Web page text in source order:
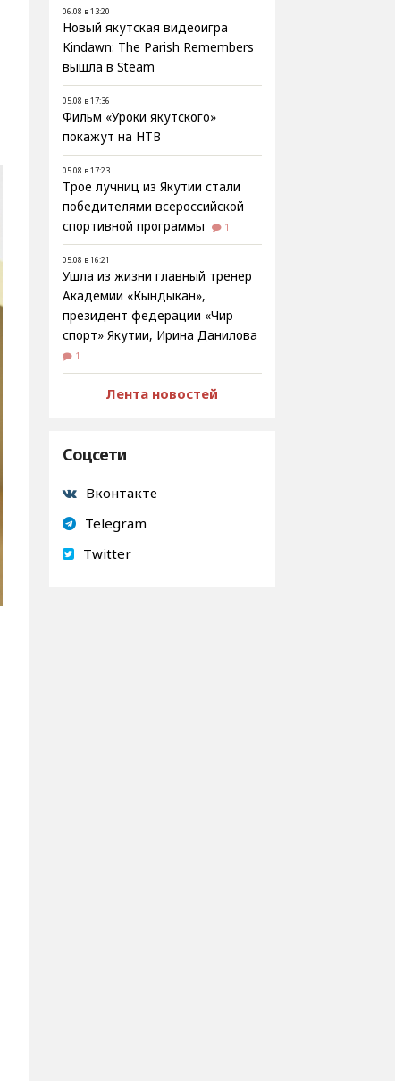
06.08 в 13:20
Новый якутская видеоигра
Kindawn: The Parish Remembers
вышла в Steam
05.08 в 17:36
Фильм «Уроки якутского»
покажут на НТВ
05.08 в 17:23
Трое лучниц из Якутии стали
победителями всероссийской
спортивной программы
1
05.08 в 16:21
Ушла из жизни главный тренер
Академии «Кындыкан»,
президент федерации «Чир
спорт» Якутии, Ирина Данилова
1
Лента новостей
Соцсети
Вконтакте
Telegram
Twitter